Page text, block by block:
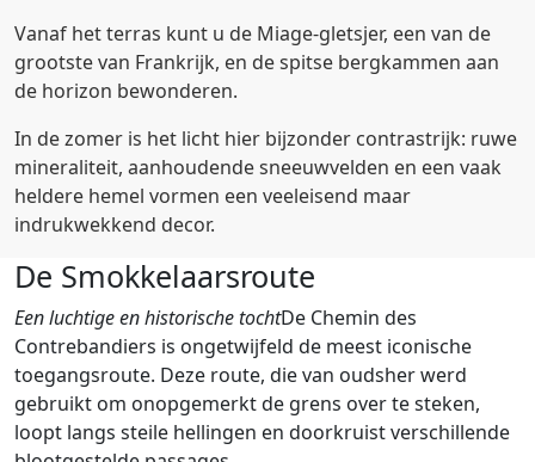
Vanaf het terras kunt u de Miage-gletsjer, een van de
grootste van Frankrijk, en de spitse bergkammen aan
de horizon bewonderen.
In de zomer is het licht hier bijzonder contrastrijk: ruwe
mineraliteit, aanhoudende sneeuwvelden en een vaak
heldere hemel vormen een veeleisend maar
indrukwekkend decor.
De Smokkelaarsroute
Een luchtige en historische tochtDe Chemin des
Contrebandiers is ongetwijfeld de meest iconische
toegangsroute. Deze route, die van oudsher werd
gebruikt om onopgemerkt de grens over te steken,
loopt langs steile hellingen en doorkruist verschillende